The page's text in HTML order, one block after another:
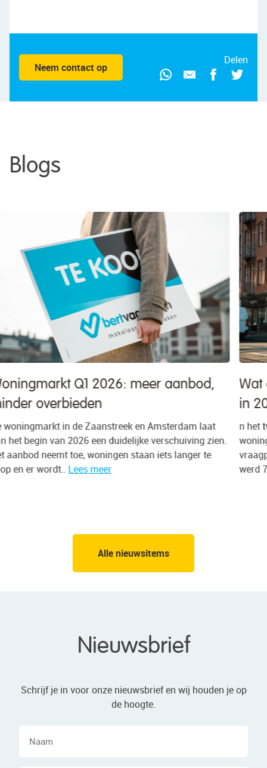
Neem contact op
Delen
Blogs
Wat doet de huizenmarkt in Amsterdam
in 2026?
n het tweede kwartaal van 2026 werd 78% van alle
woningen in de gemeente Amsterdam verkocht boven de
vraagprijs, tegen 75% een kwartaal eerder. Gemiddeld
werd 7,1% meer betaald dan..
Alle nieuwsitems
Nieuwsbrief
Schrijf je in voor onze nieuwsbrief en wij houden je op
de hoogte.